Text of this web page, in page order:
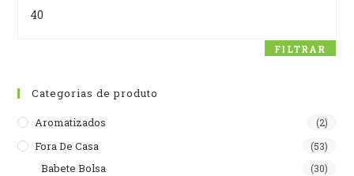
máximo
FILTRAR
Categorias de produto
Aromatizados (2)
Fora De Casa (53)
Babete Bolsa (30)